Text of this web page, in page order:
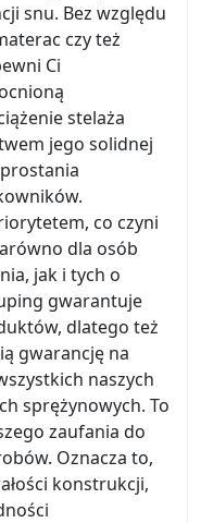
snu. Bez względu
czy też
Ci
stelaża
jego solidnej
co czyni
dla osób
jak i tych o
gwarantuje
dlatego też
gwarancję na
naszych
sprężynowych. To
zaufania do
Oznacza to,
konstrukcji,